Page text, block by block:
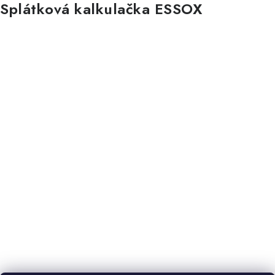
Splátková kalkulačka ESSOX